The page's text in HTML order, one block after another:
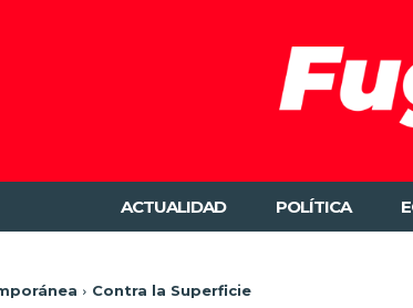
ACTUALIDAD POLÍTICA
Contra la Superficie